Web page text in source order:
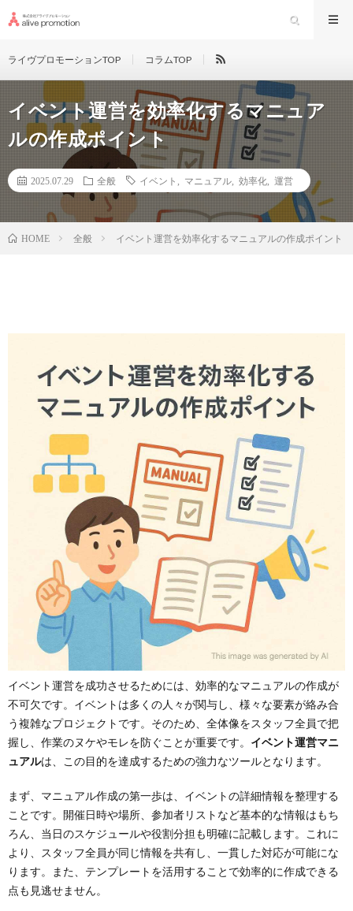
ライヴプロモーションTOP コラムTOP
イベント運営を効率化するマニュア
ルの作成ポイント
2025.07.29 全般 イベント マニュアル 効率化 運営
HOME 全般 イベント運営を効率化するマニュアルの作成ポイント
イベント運営を成功させるためには、効率的なマニュアルの作成が
不可欠です。イベントは多くの人々が関与し、様々な要素が絡み合
う複雑なプロジェクトです。そのため、全体像をスタッフ全員で把
握し、作業のヌケやモレを防ぐことが重要です。 イベント運営マニ
ュアルは、この目的を達成するための強力なツールとなります。
まず、マニュアル作成の第一歩は、イベントの詳細情報を整理する
ことです。開催日時や場所、参加者リストなど基本的な情報はもち
ろん、当日のスケジュールや役割分担も明確に記載します。これに
より、スタッフ全員が同じ情報を共有し、一貫した対応が可能にな
ります。また、テンプレートを活用することで効率的に作成できる
点も見逃せません。